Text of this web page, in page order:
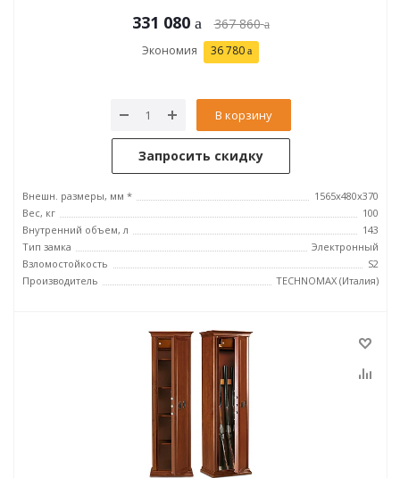
331 080 367 860
Экономия 36 780
В корзину
Запросить скидку
Внешн. размеры, мм *
1565x480x370
Вес, кг
100
Внутренний объем, л
143
Тип замка
Электронный
Взломостойкость
S2
Производитель
TECHNOMAX (Италия)